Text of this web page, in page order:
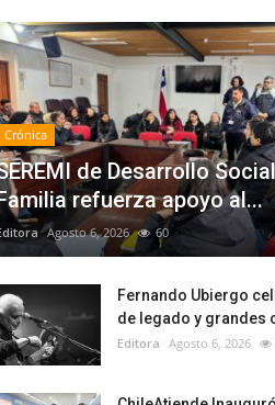
Crónica
de Desarrollo
refuerza apoyo al...
Agosto 6, 2026 60
Fernando Ubiergo
de legado y grandes
Editora Agosto 6, 2026